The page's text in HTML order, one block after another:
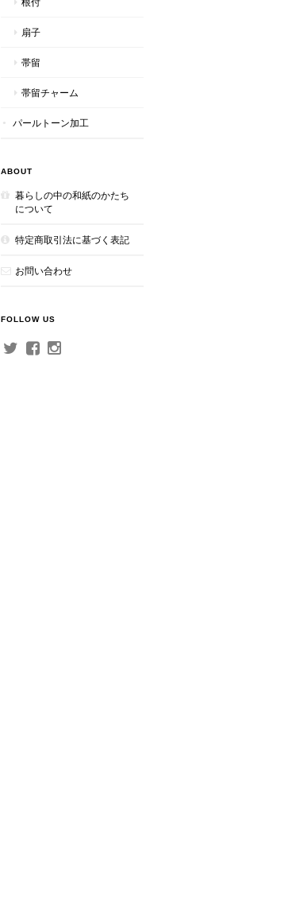
扇子
帯留
帯留チャーム
パールトーン加工
ABOUT
暮らしの中の和紙のかたち
について
特定商取引法に基づく表記
お問い合わせ
FOLLOW US